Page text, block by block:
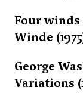
Four
Winde
George
Variations